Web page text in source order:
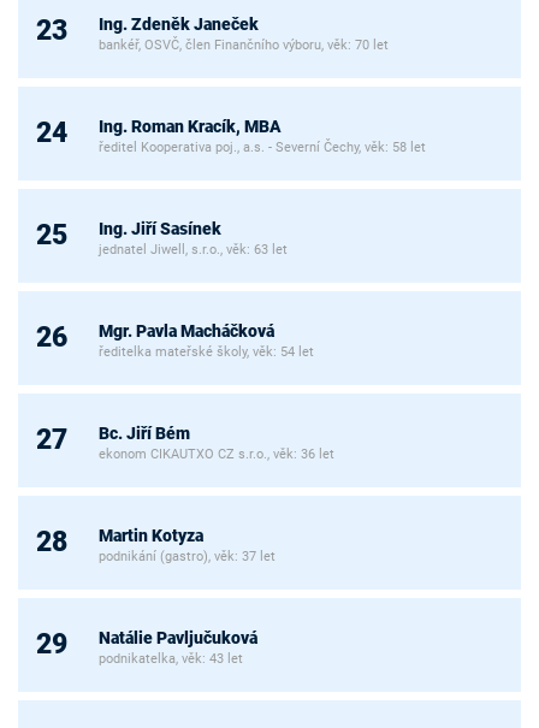
23 Ing. Zdeněk Janeček
bankéř, OSVČ, člen Finančního výboru, věk: 70 let
24 Ing. Roman Kracík, MBA
ředitel Kooperativa poj., a.s. - Severní Čechy, věk: 58 let
25 Ing. Jiří Sasínek
jednatel Jiwell, s.r.o., věk: 63 let
26 Mgr. Pavla Macháčková
ředitelka mateřské školy, věk: 54 let
27 Bc. Jiří Bém
ekonom CIKAUTXO CZ s.r.o., věk: 36 let
28 Martin Kotyza
podnikání (gastro), věk: 37 let
29 Natálie Pavljučuková
podnikatelka, věk: 43 let